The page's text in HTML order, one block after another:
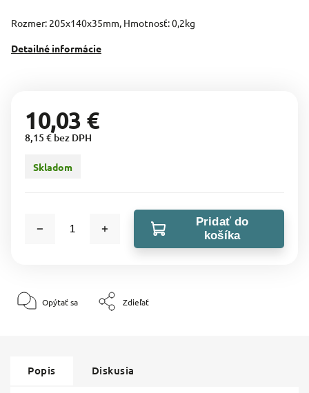
Rozmer: 205x140x35mm, Hmotnosť: 0,2kg
Detailné informácie
10,03 €
8,15 € bez DPH
Skladom
Pridať do
košíka
Opýtať sa Zdieľať
Popis Diskusia